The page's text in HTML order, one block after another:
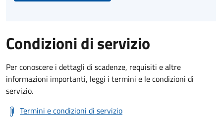
Condizioni di servizio
Per conoscere i dettagli di scadenze, requisiti e altre
informazioni importanti, leggi i termini e le condizioni di
servizio.
Termini e condizioni di servizio